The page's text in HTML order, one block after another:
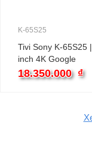
K-65S25
Tivi Sony K-65S25
inch 4K Google
18.350.000 ₫